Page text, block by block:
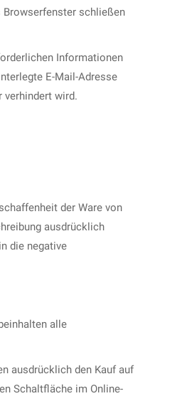
Browserfenster schließen
Informationen
E-Mail-Adresse
verhindert wird.
der Ware von
ausdrücklich
die negative
alle
ausdrücklich den Kauf auf
Schaltfläche im Online-